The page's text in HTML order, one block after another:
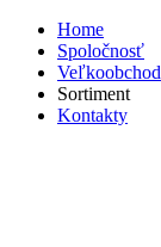
Main
navigation
Home
Spoločnosť
Veľkoobchod
Sortiment
Kontakty